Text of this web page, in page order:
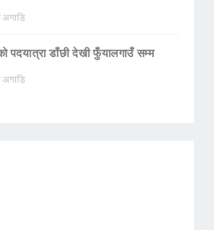
अगाडि
पदयात्रा डाँछी देखी फुँयालगाउँ सम्म
अगाडि